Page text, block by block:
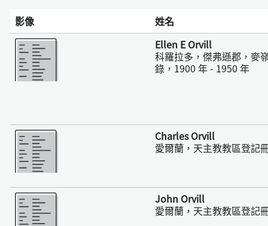
影像
姓名
更多
Ellen E Orvill
科羅拉多，傑弗遜郡，麥
錄，1900 年 - 1950 年
更多
Charles Orvill
愛爾蘭，天主教教區登記
更多
John Orvill
愛爾蘭，天主教教區登記